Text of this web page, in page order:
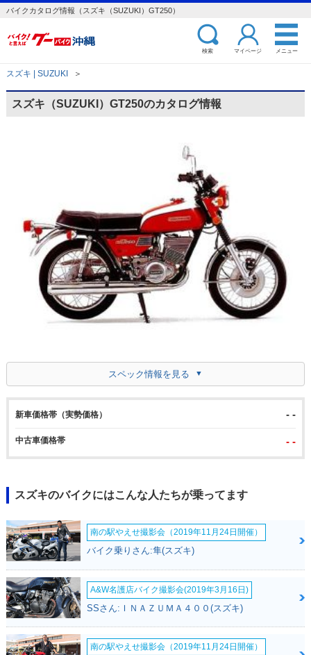
バイクカタログ情報（スズキ（SUZUKI）GT250）
検索 マイページ メニュー
スズキ | SUZUKI ＞
スズキ（SUZUKI）GT250のカタログ情報
スペック情報を見る
新車価格帯（実勢価格） - -
中古車価格帯 - -
スズキのバイクにはこんな人たちが乗ってます
南の駅やえせ撮影会（2019年11月24日開催）
バイク乗りさん:隼(スズキ)
A&W名護店バイク撮影会(2019年3月16日)
SSさん:ＩＮＡＺＵＭＡ４００(スズキ)
南の駅やえせ撮影会（2019年11月24日開催）